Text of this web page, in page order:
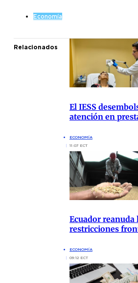
Economía
Relacionados
El IESS
atención en
ECONOMÍA
11:07 ECT
Ecuador
restricciones
ECONOMÍA
09:12 ECT